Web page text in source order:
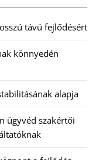
távú fejlődésért
könnyedén
alapja
ügyvéd szakértői